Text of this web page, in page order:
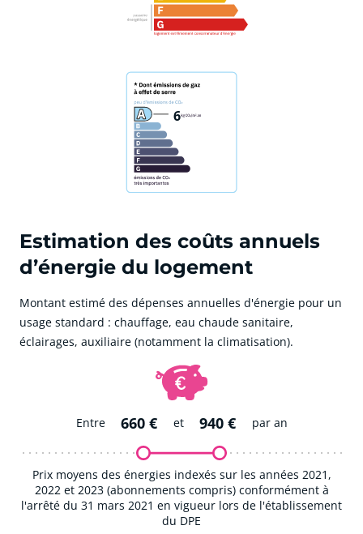
6
Estimation des coûts annuels
d’énergie du logement
Montant estimé des dépenses annuelles d'énergie pour un
usage standard : chauffage, eau chaude sanitaire,
éclairages, auxiliaire (notamment la climatisation).
Entre 660 € et 940 € par an
Prix moyens des énergies indexés sur les années 2021,
2022 et 2023 (abonnements compris) conformément à
l'arrêté du 31 mars 2021 en vigueur lors de l'établissement
du DPE